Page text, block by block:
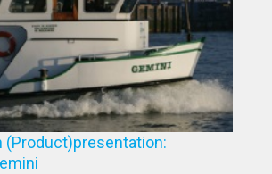
(Product)presentation:
Gemini